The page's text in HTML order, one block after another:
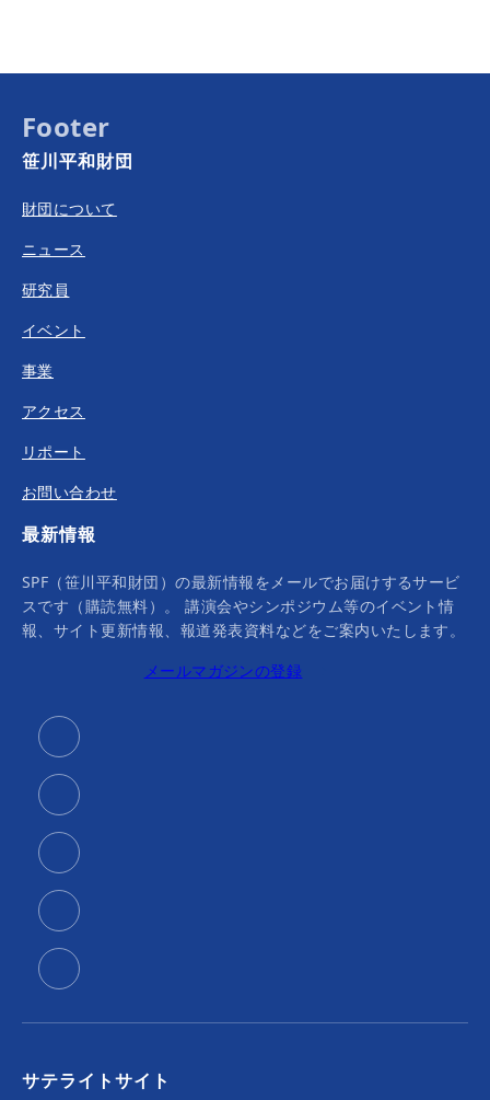
Footer
笹川平和財団
財団について
ニュース
研究員
イベント
事業
アクセス
リポート
お問い合わせ
最新情報
SPF（笹川平和財団）の最新情報をメールでお届けするサービ
スです（購読無料）。 講演会やシンポジウム等のイベント情
報、サイト更新情報、報道発表資料などをご案内いたします。
メールマガジンの登録
サテライトサイト